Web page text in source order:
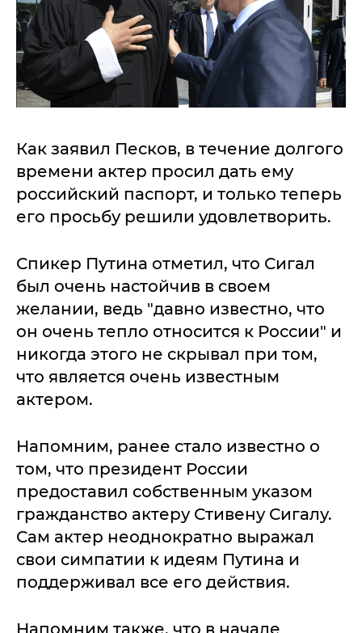
Как заявил Песков, в течение долгого
времени актер просил дать ему
российский паспорт, и только теперь
его просьбу решили удовлетворить.
Спикер Путина отметил, что Сигал
был очень настойчив в своем
желании, ведь "давно известно, что
он очень тепло относится к России" и
никогда этого не скрывал при том,
что является очень известным
актером.
Напомним, ранее стало известно о
том, что президент России
предоставил собственным указом
гражданство актеру Стивену Сигалу.
Сам актер неоднократно выражал
свои симпатии к идеям Путина и
поддерживал все его действия.